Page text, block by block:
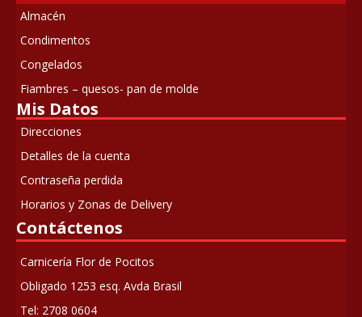
Almacén
Condimentos
Congelados
Fiambres – quesos- pan de molde
Mis Datos
Direcciones
Detalles de la cuenta
Contraseña perdida
Horarios y Zonas de Delivery
Contáctenos
Carnicería Flor de Pocitos
Obligado 1253 esq. Avda Brasil
Tel: 2708 0604